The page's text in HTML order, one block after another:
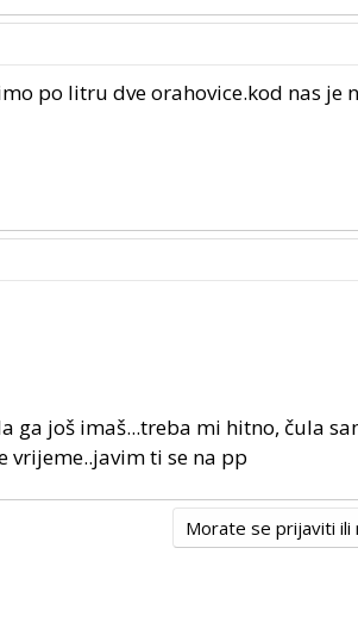
po litru dve orahovice.kod nas je
ga još imaš...treba mi hitno, čula
vrijeme..javim ti se na pp
Morate se prijaviti